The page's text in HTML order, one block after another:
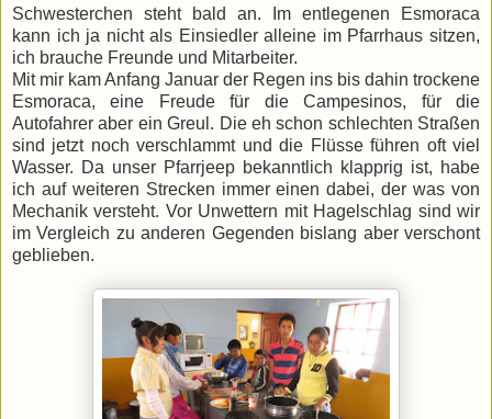
Schwesterchen steht bald an. Im entlegenen Esmoraca
kann ich ja nicht als Einsiedler alleine im Pfarrhaus sitzen,
ich brauche Freunde und Mitarbeiter.
Mit mir kam Anfang Januar der Regen ins bis dahin trockene
Esmoraca, eine Freude für die Campesinos, für die
Autofahrer aber ein Greul. Die eh schon schlechten Straßen
sind jetzt noch verschlammt und die Flüsse führen oft viel
Wasser. Da unser Pfarrjeep bekanntlich klapprig ist, habe
ich auf weiteren Strecken immer einen dabei, der was von
Mechanik versteht. Vor Unwettern mit Hagelschlag sind wir
im Vergleich zu anderen Gegenden bislang aber verschont
geblieben.